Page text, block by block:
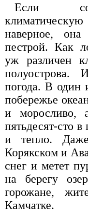
Если
наверное,
пестрой. Как
уж различен
полуострова.
погода. В один
побережье
и моросливо,
пятьдесят-сто
и тепло.
Корякском и
снег и метет
на берегу
горожане,
Камчатке.